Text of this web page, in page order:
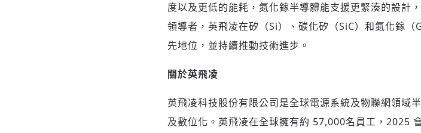
掌握國際政經
參與下一波全球
請輸入發送到 的
度以及更低的能耗，氮化鎵半導體能支援更緊湊的設計
領導者，英飛凌在矽（Si）、碳化矽（SiC）和氮化鎵
先地位，並持續推動技術進步。
關於英飛凌
英飛凌科技股份有限公司是全球電源系統及物聯網領域
及數位化。英飛凌在全球擁有約 57,000名員工，2025